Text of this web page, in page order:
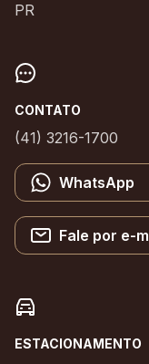
PR
CONTATO
(41) 3216-1700
WhatsApp
Fale por e-
ESTACIONAMENTO